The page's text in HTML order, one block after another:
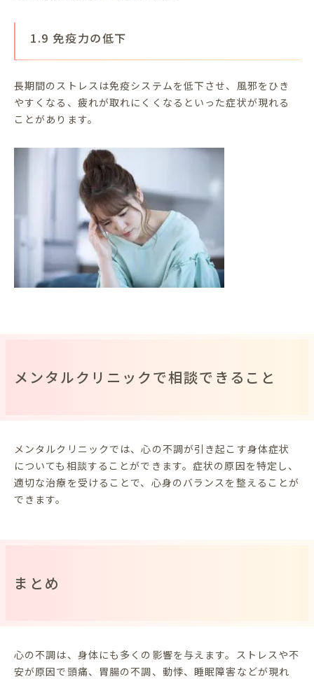
1.9 免疫力の低下
長期間のストレスは免疫システムを低下させ、風邪をひき
やすくなる、疲れが取れにくくなるといった症状が現れる
ことがあります。
メンタルクリニックで相談できること
メンタルクリニックでは、心の不調が引き起こす身体症状
についても相談することができます。症状の原因を特定し、
適切な治療を受けることで、心身のバランスを整えることが
できます。
まとめ
心の不調は、身体にも多くの影響を与えます。ストレスや不
安が原因で頭痛、胃腸の不調、動悸、睡眠障害などが現れ